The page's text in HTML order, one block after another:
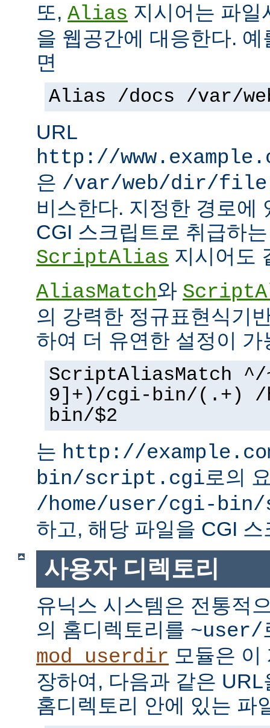
또, Alias 지시어는 파일
을 웹공간에 대응한다.
면
Alias /docs /var/
URL
http://
은 /var/web/dir/
비스한다. 지정한 경로에
CGI 스크립트로 취급하
ScriptAlias 지시어도
AliasMatch와
의 강력한 정규표현식기
하여 더 유연한 설정이
ScriptAliasMatch
9]+)/cgi-bin/(.+) /
bin/$2
는 http://
bin/script.cgi로의
/home/user/cgi-
하고, 해당 파일을 CGI
사용자 디렉토리
유닉스 시스템은 전통적
의 홈디렉토리를 ~user/
mod_userdir 모듈은
장하여, 다음과 같은
홈디렉토리 안에 있는 파